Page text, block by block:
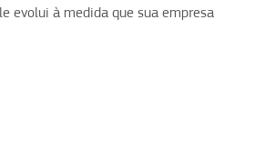
evolui à medida que sua empresa